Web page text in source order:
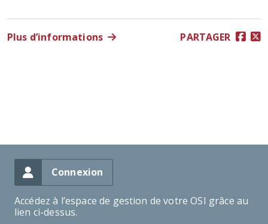
Plus d’informations PARTAGER
Connexion
Accédez à l’espace de gestion de votre OSI grâce au
lien ci-dessus.